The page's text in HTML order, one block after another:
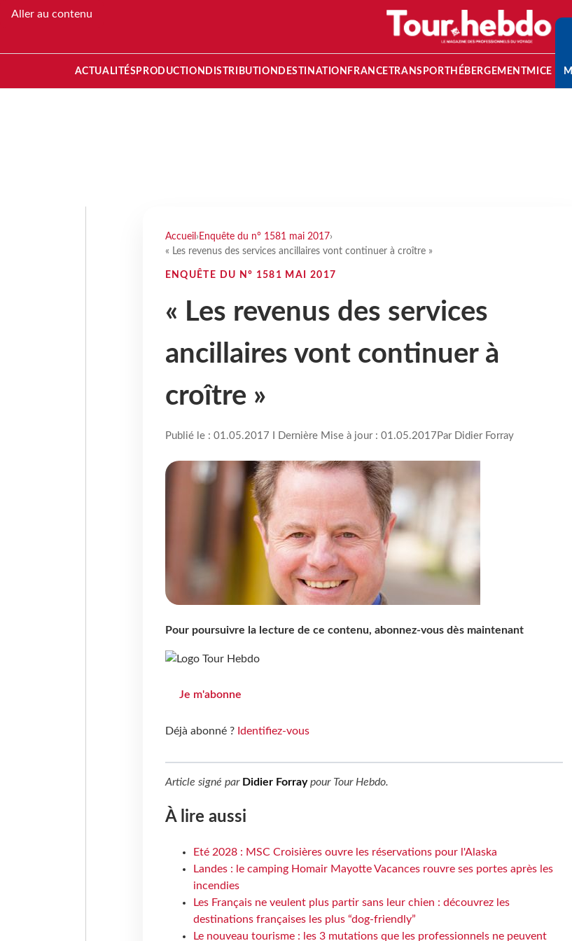
Aller au contenu
ACTUALITÉS PRODUCTION DISTRIBUTION DESTINATION FRANCETRANSPORT HÉBERGEMENTMICE
Accueil › Enquête du n° 1581 mai 2017›
« Les revenus des services ancillaires vont continuer à croître »
ENQUÊTE DU N° 1581 MAI 2017
« Les revenus des services
ancillaires vont continuer à
croître »
Publié le : 01.05.2017 I Dernière Mise à jour : 01.05.2017 Par Didier Forray
Pour poursuivre la lecture de ce contenu, abonnez-vous dès maintenant
Je m'abonne
Déjà abonné ? Identifiez-vous
Article signé par Didier Forraypour Tour Hebdo.
À lire aussi
Eté 2028 : MSC Croisières ouvre les réservations pour l'Alaska
Landes : le camping Homair Mayotte Vacances rouvre ses portes après les
incendies
Les Français ne veulent plus partir sans leur chien : découvrez les
destinations françaises les plus “dog-friendly”
Le nouveau tourisme : les 3 mutations que les professionnels ne peuvent